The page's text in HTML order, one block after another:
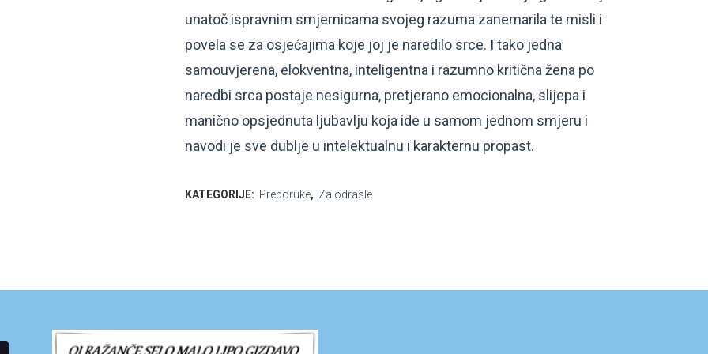
unatoč ispravnim smjernicama svojeg razuma zanemarila te misli i
povela se za osjećajima koje joj je naredilo srce. I tako jedna
samouvjerena, elokventna, inteligentna i razumno kritična žena po
naredbi srca postaje nesigurna, pretjerano emocionalna, slijepa i
manično opsjednuta ljubavlju koja ide u samom jednom smjeru i
navodi je sve dublje u intelektualnu i karakternu propast.
KATEGORIJE: Preporuke, Za odrasle